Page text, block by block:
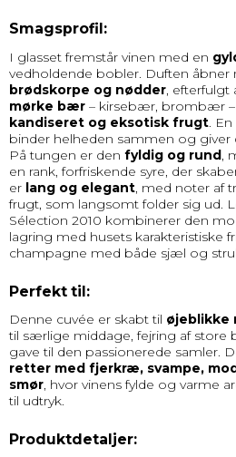
Smagsprofil:
I glasset fremstår vinen med en
vedholdende bobler. Duften åbner
brødskorpe og nødder, efterfulgt
mørke bær – kirsebær, brombær –
kandiseret og eksotisk frugt.
binder helheden sammen og
På tungen er den fyldig og rund,
en rank, forfriskende syre, der
er lang og elegant, med noter af
frugt, som langsomt folder sig ud.
Sélection 2010 kombinerer den
lagring med husets karakteristiske
champagne med både sjæl og
Perfekt til:
Denne cuvée er skabt til øjeblikke
til særlige middage, fejring af store
gave til den passionerede samler.
retter med fjerkræ, svampe,
smør, hvor vinens fylde og varme
til udtryk.
Produktdetaljer: